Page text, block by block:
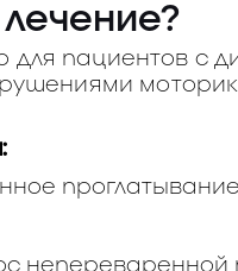
пациентов с
непереваренной